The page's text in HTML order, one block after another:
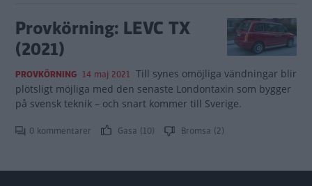
Provkörning: LEVC TX
(2021)
PROVKÖRNING 14 maj 2021 Till synes omöjliga vändningar blir
plötsligt möjliga med den senaste Londontaxin som bygger
på svensk teknik – och snart kommer till Sverige.
0 kommentarer Gasa (10) Bromsa (2)